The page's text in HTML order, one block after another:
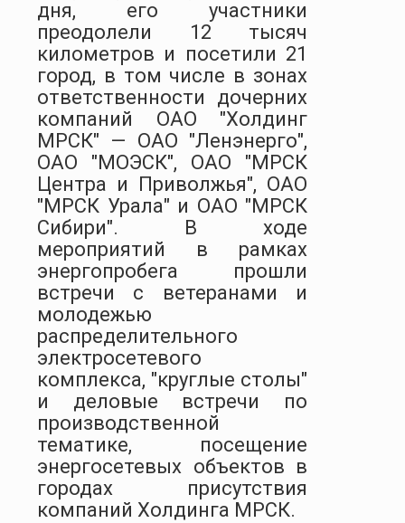
дня, его участники
преодолели 12 тысяч
километров и посетили 21
город, в том числе в зонах
ответственности дочерних
компаний ОАО "Холдинг
МРСК" — ОАО "Ленэнерго",
ОАО "МОЭСК", ОАО "МРСК
Центра и Приволжья", ОАО
"МРСК Урала" и ОАО "МРСК
Сибири". В ходе
мероприятий в рамках
энергопробега прошли
встречи с ветеранами и
молодежью
распределительного
электросетевого
комплекса, "круглые столы"
и деловые встречи по
производственной
тематике, посещение
энергосетевых объектов в
городах присутствия
компаний Холдинга МРСК.